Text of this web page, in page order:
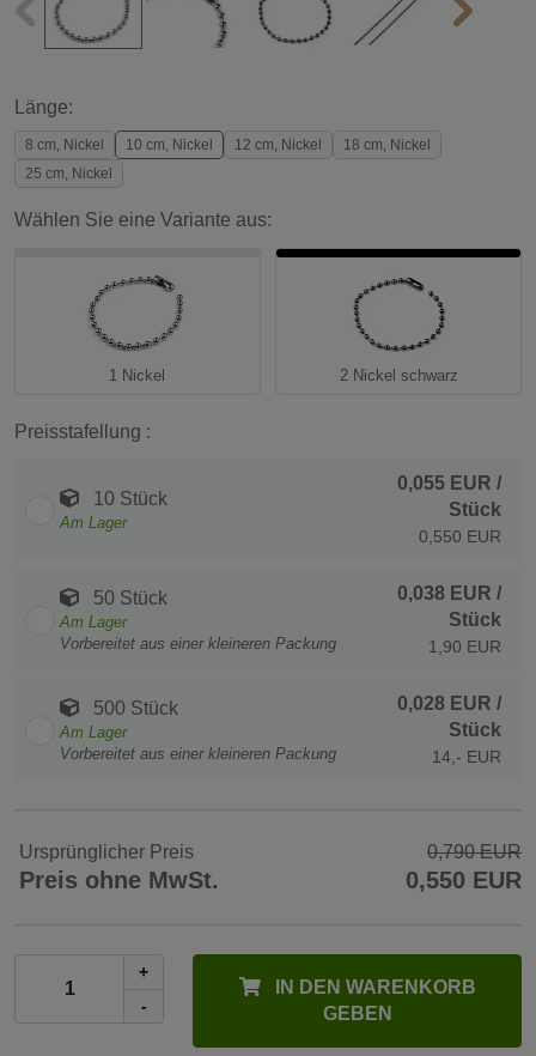
Länge:
8 cm, Nickel 10 cm, Nickel 12 cm, Nickel
18 cm, Nickel
25 cm, Nickel
Wählen Sie eine Variante aus:
1 Nickel 2 Nickel schwarz
Preisstafellung :
10 Stück
Am Lager
0,055 EUR /
Stück
0,550 EUR
50 Stück
Am Lager
Vorbereitet aus einer kleineren Packung
0,038 EUR /
Stück
1,90 EUR
500 Stück
Am Lager
Vorbereitet aus einer kleineren Packung
0,028 EUR /
Stück
14,- EUR
Ursprünglicher Preis 0,790 EUR
Preis ohne MwSt. 0,550 EUR
+
-
IN DEN WARENKORB
GEBEN